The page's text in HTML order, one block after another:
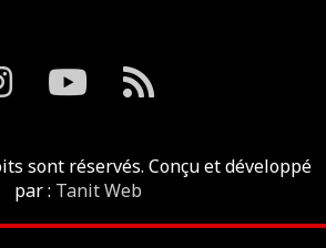
sont réservés. Conçu et développé
par : Tanit Web